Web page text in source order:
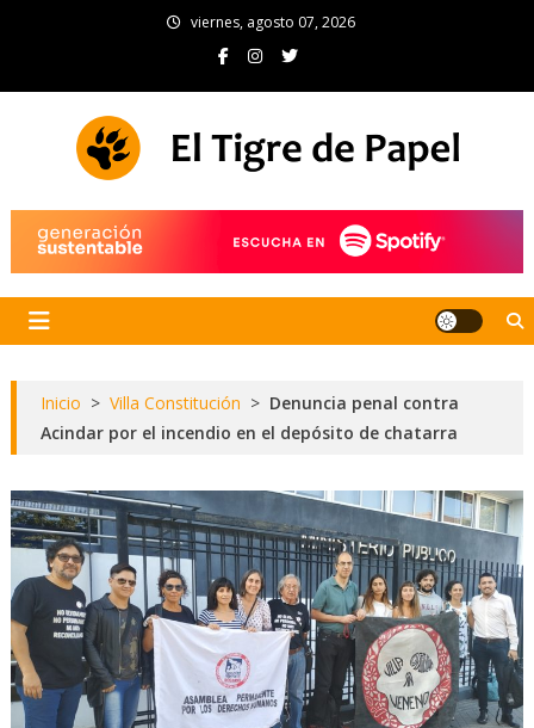
viernes, agosto 07, 2026
Inicio > Villa Constitución > Denuncia penal contra
Acindar por el incendio en el depósito de chatarra